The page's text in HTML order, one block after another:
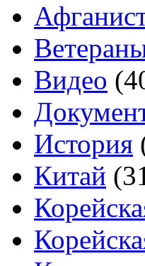
Видео
История
Китай